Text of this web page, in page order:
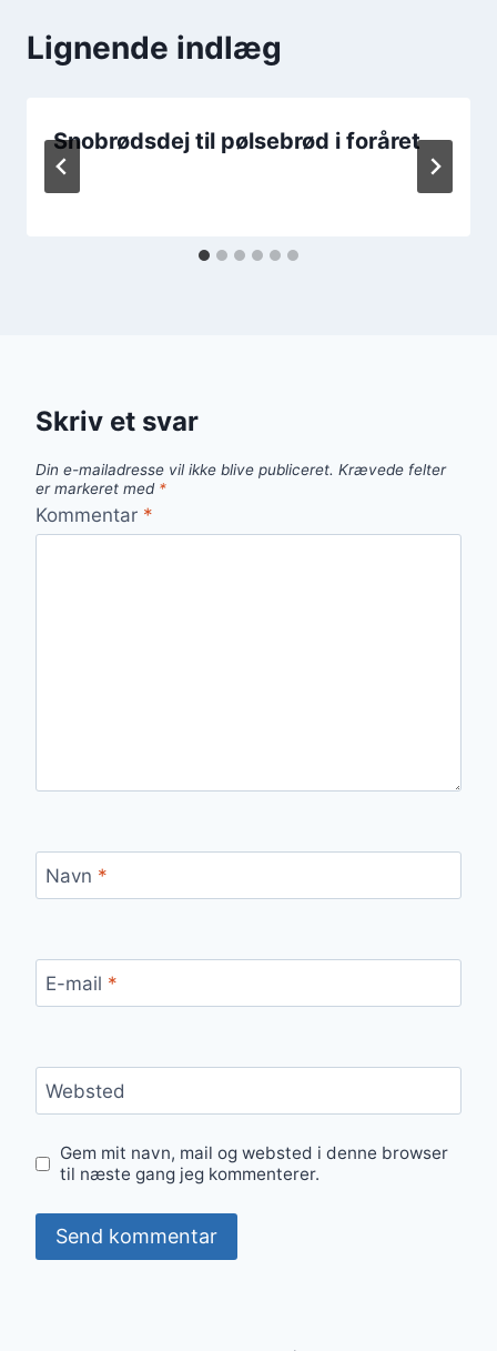
Lignende indlæg
Snobrødsdej til pølsebrød i foråret
Skriv et svar
Din e-mailadresse vil ikke blive publiceret. Krævede felter
er markeret med *
Kommentar *
Navn *
E-mail *
Websted
Gem mit navn, mail og websted i denne browser
til næste gang jeg kommenterer.